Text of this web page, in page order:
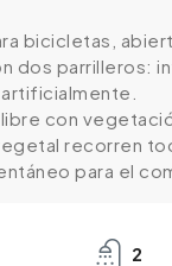
bicicletas,
dos parrilleros:
con
recorren
para el
2